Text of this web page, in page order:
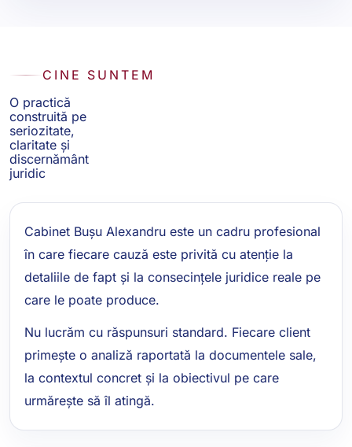
CINE SUNTEM
O practică
construită pe
seriozitate,
claritate și
discernământ
juridic
Cabinet Bușu Alexandru este un cadru profesional
în care fiecare cauză este privită cu atenție la
detaliile de fapt și la consecințele juridice reale pe
care le poate produce.
Nu lucrăm cu răspunsuri standard. Fiecare client
primește o analiză raportată la documentele sale,
la contextul concret și la obiectivul pe care
urmărește să îl atingă.